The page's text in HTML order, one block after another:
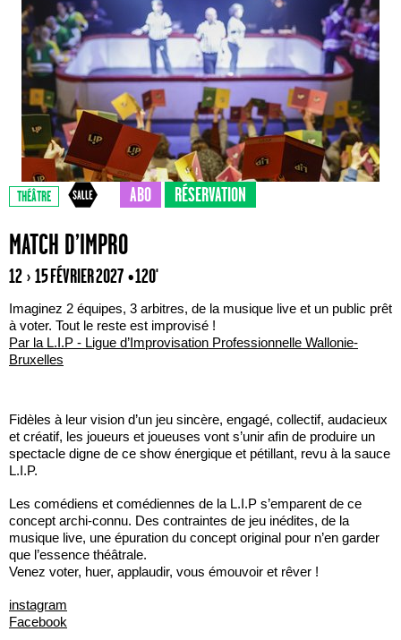
THÉÂTRE ABO RÉSERVATION
MATCH D’IMPRO
12 › 15 FÉVRIER 2027 • 120'
Imaginez 2 équipes, 3 arbitres, de la musique live et un public prêt
à voter. Tout le reste est improvisé !
Par la L.I.P - Ligue d’Improvisation Professionnelle Wallonie-
Bruxelles
Fidèles à leur vision d’un jeu sincère, engagé, collectif, audacieux
et créatif, les joueurs et joueuses vont s’unir afin de produire un
spectacle digne de ce show énergique et pétillant, revu à la sauce
L.I.P.
Les comédiens et comédiennes de la L.I.P s’emparent de ce
concept archi-connu. Des contraintes de jeu inédites, de la
musique live, une épuration du concept original pour n’en garder
que l’essence théâtrale.
Venez voter, huer, applaudir, vous émouvoir et rêver !
instagram
Facebook